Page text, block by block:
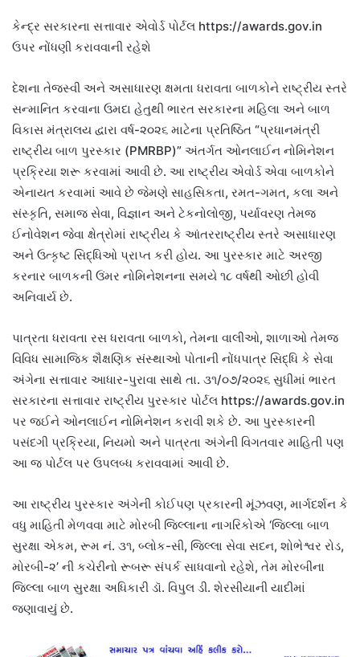
કેન્દ્ર સરકારના સત્તાવાર એવોર્ડ પોર્ટલ https://awards.gov.in
ઉપર નોંધણી કરાવવાની રહેશે
દેશના તેજસ્વી અને અસાધારણ ક્ષમતા ધરાવતા બાળકોને રાષ્ટ્રીય સ્તરે
સન્માનિત કરવાના ઉમદા હેતુથી ભારત સરકારના મહિલા અને બાળ
વિકાસ મંત્રાલય દ્વારા વર્ષ-૨૦૨૬ માટેના પ્રતિષ્ઠિત “પ્રધાનમંત્રી
રાષ્ટ્રીય બાળ પુરસ્કાર (PMRBP)” અંતર્ગત ઓનલાઈન નોમિનેશન
પ્રક્રિયા શરૂ કરવામાં આવી છે. આ રાષ્ટ્રીય એવોર્ડ એવા બાળકોને
એનાયત કરવામાં આવે છે જેમણે સાહસિકતા, રમત-ગમત, કલા અને
સંસ્કૃતિ, સમાજ સેવા, વિજ્ઞાન અને ટેકનોલોજી, પર્યાવરણ તેમજ
ઈનોવેશન જેવા ક્ષેત્રોમાં રાષ્ટ્રીય કે આંતરરાષ્ટ્રીય સ્તરે અસાધારણ
અને ઉત્કૃષ્ટ સિદ્ધિઓ પ્રાપ્ત કરી હોય. આ પુરસ્કાર માટે અરજી
કરનાર બાળકની ઉંમર નોમિનેશનના સમયે ૧૮ વર્ષથી ઓછી હોવી
અનિવાર્ય છે.
પાત્રતા ધરાવતા રસ ધરાવતા બાળકો, તેમના વાલીઓ, શાળાઓ તેમજ
વિવિધ સામાજિક શૈક્ષણિક સંસ્થાઓ પોતાની નોંધપાત્ર સિદ્ધિ કે સેવા
અંગેના સત્તાવાર આધાર-પુરાવા સાથે તા. ૩૧/૦૭/૨૦૨૬ સુધીમાં ભારત
સરકારના સત્તાવાર રાષ્ટ્રીય પુરસ્કાર પોર્ટલ https://awards.gov.in
પર જઈને ઓનલાઈન નોમિનેશન કરાવી શકે છે. આ પુરસ્કારની
પસંદગી પ્રક્રિયા, નિયમો અને પાત્રતા અંગેની વિગતવાર માહિતી પણ
આ જ પોર્ટલ પર ઉપલબ્ધ કરાવવામાં આવી છે.
આ રાષ્ટ્રીય પુરસ્કાર અંગેની કોઈપણ પ્રકારની મૂંઝવણ, માર્ગદર્શન કે
વધુ માહિતી મેળવવા માટે મોરબી જિલ્લાના નાગરિકોએ ‘જિલ્લા બાળ
સુરક્ષા એકમ, રૂમ નં. ૩૧, બ્લોક-સી, જિલ્લા સેવા સદન, શોભેશ્વર રોડ,
મોરબી-૨’ ની કચેરીનો રૂબરૂ સંપર્ક સાધવાનો રહેશે, તેમ મોરબીના
જિલ્લા બાળ સુરક્ષા અધિકારી ડૉ. વિપુલ ડી. શેરસીયાની યાદીમાં
જણાવાયું છે.